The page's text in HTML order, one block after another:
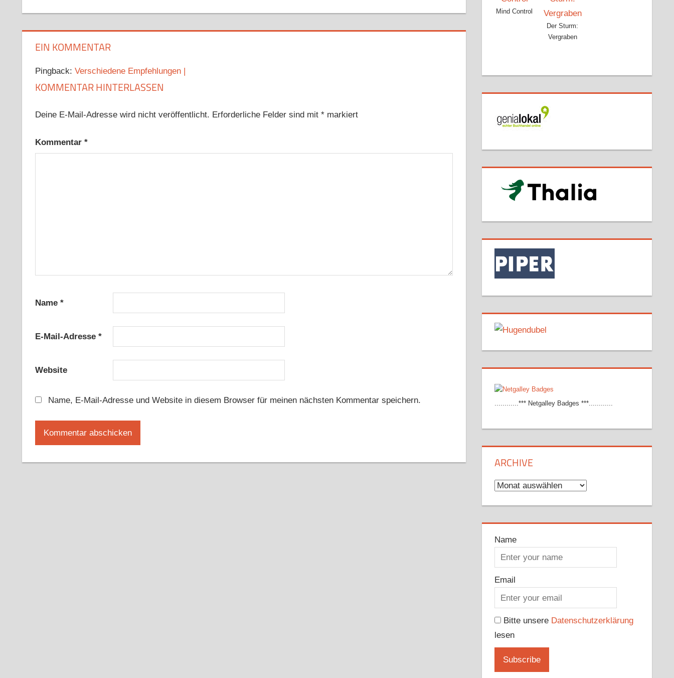
EIN KOMMENTAR
Pingback: Verschiedene Empfehlungen |
KOMMENTAR HINTERLASSEN
Deine E-Mail-Adresse wird nicht veröffentlicht. Erforderliche Felder sind mit *markiert
Kommentar *
Name *
E-Mail-Adresse *
Website
Name, E-Mail-Adresse und Website in diesem Browser für meinen nächsten Kommentar speichern.
Mind Control
Der Sturm:
Vergraben
............*** Netgalley Badges ***............
ARCHIVE
Archive
Name
Email
Bitte unsere Datenschutzerklärung
lesen